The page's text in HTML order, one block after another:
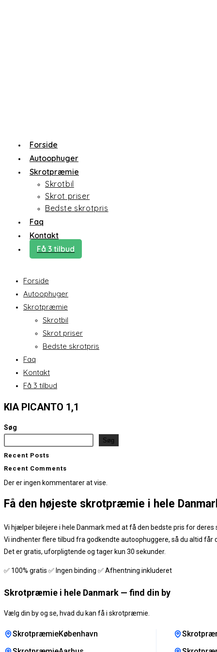
Forside
Autoophuger
Skrotpræmie
Skrotbil
Skrot priser
Bedste skrotpris
Faq
Kontakt
Få 3 tilbud
Forside
Autoophuger
Skrotpræmie
Skrotbil
Skrot priser
Bedste skrotpris
Faq
Kontakt
Få 3 tilbud
KIA PICANTO 1,1
Søg
Søg
Recent Posts
Recent Comments
Der er ingen kommentarer at vise.
Få den højeste skrotpræmie i hele
Vi hjælper bilejere i hele Danmark med at få den bedste pris for deres
Vi indhenter flere tilbud fra godkendte autoophuggere, så du altid
Det er gratis, uforpligtende og tager kun 30 sekunder.
✅ 100% gratis ✅ Ingen binding ✅ Afhentning inkluderet
Skrotpræmie i hele Danmark — find din by
Vælg din by og se, hvad du kan få i skrotpræmie.
SkrotpræmieKøbenhavn